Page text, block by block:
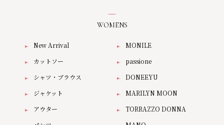
WOMENS
New Arrival
カットソー
シャツ・ブラウス
ジャケット
アウター
MONILE
passione
DONEEYU
MARILYN MOON
TORRAZZO DONNA